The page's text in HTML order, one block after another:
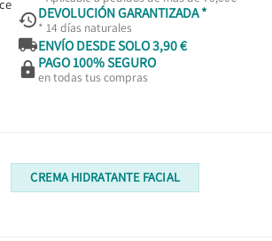
DEVOLUCIÓN GARANTIZADA *
* 14 días naturales
ENVÍO DESDE SOLO 3,90 €
 PAGO 100% SEGURO
en todas tus compras
CREMA HIDRATANTE FACIAL